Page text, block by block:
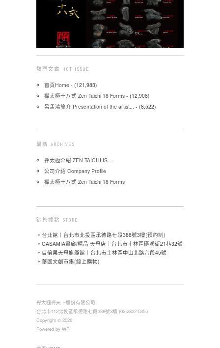
熱門文章 HOT ISSUE
首頁Home - (121,983)
禪太極十八式 Zen Taichi 18 Forms - (12,908)
呂孟鴻簡介 Presentation of the artist... - (8,522)
最新 ARCHIVES
禪太極介紹 ZEN TAICHI IS …
公司介紹 Company Profile
禪太極十八式 Zen Taichi 18 Forms
銷售據點 STORE
。台北館｜台北市北投區承德路七段388號3樓(預約制)
。CASAMIA畫廊/精品 天母店｜台北市士林區磺溪街21巷32號
。目倍果天母旗艦館｜台北市士林區中山北路六段45號
。華園文創市集(線上購物)
禪太極禪天下股份有限公司
台北市112北投區承德路七段388號3樓 (02)2822-5355
Copyright © 2026
Powered by WP